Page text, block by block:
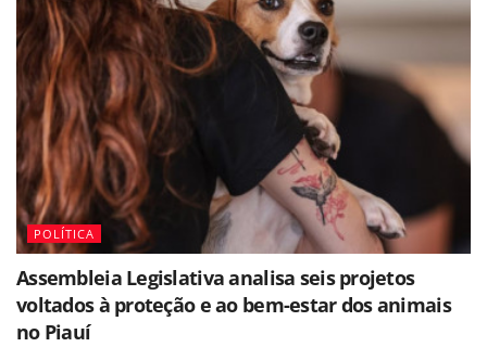
POLÍTICA
Assembleia Legislativa analisa seis projetos
voltados à proteção e ao bem-estar dos animais
no Piauí